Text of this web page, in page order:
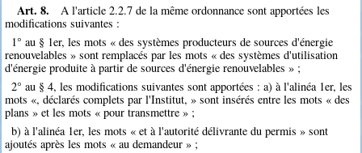
Art. 8.
A l'article 2.2.7 de la même ordonnance sont apportées les
modifications suivantes :
1° au § 1er, les mots « des systèmes producteurs de sources d'énergie
renouvelables » sont remplacés par les mots « des systèmes d'utilisation
d'énergie produite à partir de sources d'énergie renouvelables » ;
2° au § 4, les modifications suivantes sont apportées : a) à l'alinéa 1er, les
mots «, déclarés complets par l'Institut, » sont insérés entre les mots « des
plans » et les mots « pour transmettre » ;
b) à l'alinéa 1er, les mots « et à l'autorité délivrante du permis » sont
ajoutés après les mots « au demandeur » ;